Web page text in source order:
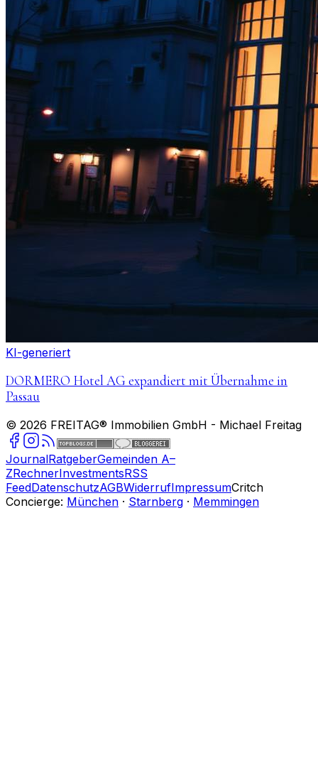
KI-generiert
DORMERO Hotel AG expandiert mit Übernahme in
Passau
© 2026 FREITAG® Immobilien GmbH - Michael Freitag
JournalRatgeberGemeinden A–
ZRechnerInvestmentsRSS
FeedDatenschutzAGBWiderrufImpressumCritch
Concierge: München · Starnberg · Memmingen